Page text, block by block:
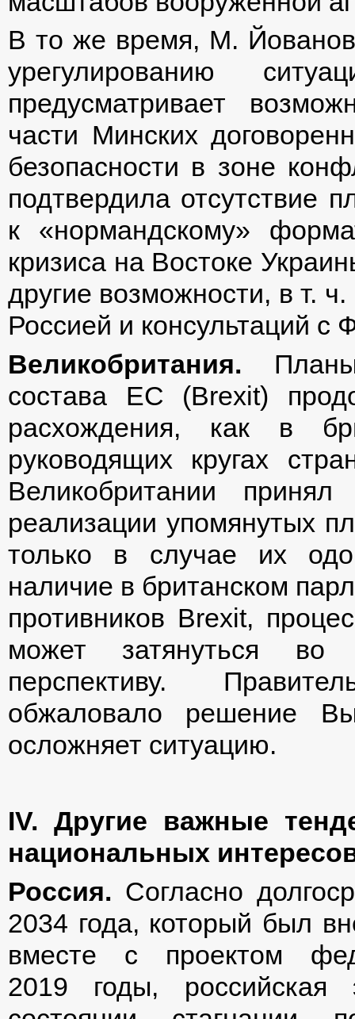
В то же время, М.
урегулированию
предусматривает
части Минских
безопасности в зоне
подтвердила отсутствие
к «нормандскому»
кризиса на Востоке
другие возможности, в т.
Россией и консультаций
Великобритания.
состава ЕС (Brexit)
расхождения, как в
руководящих кругах
Великобритании
реализации упомянутых
только в случае их
наличие в британском
противников Brexit,
может затянуться во
перспективу.
обжаловало решение
осложняет ситуацию.
ІV. Другие важные
национальных
Россия. Согласно
2034 года, который был
вместе с проектом
2019 годы, российская